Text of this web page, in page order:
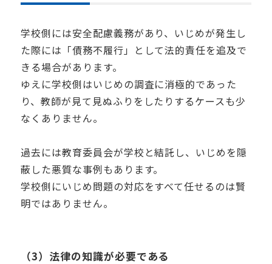
学校側には安全配慮義務があり、いじめが発生し
た際には「債務不履行」として法的責任を追及で
きる場合があります。
ゆえに学校側はいじめの調査に消極的であった
り、教師が見て見ぬふりをしたりするケースも少
なくありません。
過去には教育委員会が学校と結託し、いじめを隠
蔽した悪質な事例もあります。
学校側にいじめ問題の対応をすべて任せるのは賢
明ではありません。
（3）法律の知識が必要である